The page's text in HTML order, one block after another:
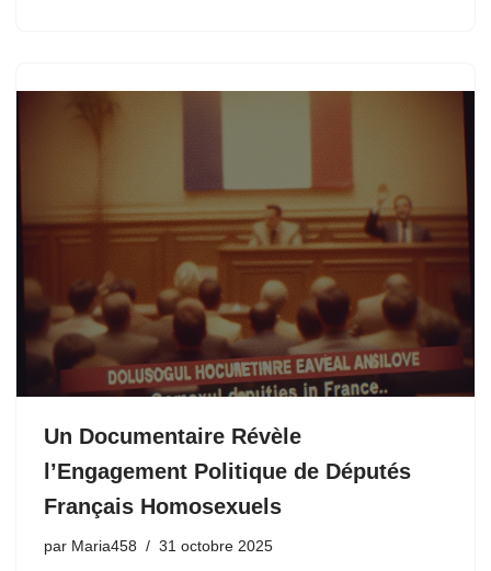
Un Documentaire Révèle
l’Engagement Politique de Députés
Français Homosexuels
par Maria458 31 octobre 2025